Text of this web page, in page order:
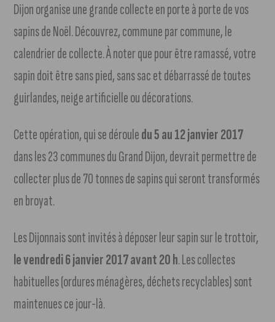
Dijon organise une grande collecte en porte à porte de vos
sapins de Noël. Découvrez, commune par commune, le
calendrier de collecte. À noter que pour être ramassé, votre
sapin doit être sans pied, sans sac et débarrassé de toutes
guirlandes, neige artificielle ou décorations.
Cette opération, qui se dérouledu 5 au 12 janvier 2017
dans les 23 communes du Grand Dijon, devrait permettre de
collecter plus de 70 tonnes de sapins qui seront transformés
en broyat.
Les Dijonnais sont invités à déposer leur sapin sur le trottoir,
le vendredi 6 janvier 2017 avant 20 h. Les collectes
habituelles (ordures ménagères, déchets recyclables) sont
maintenues ce jour-là.